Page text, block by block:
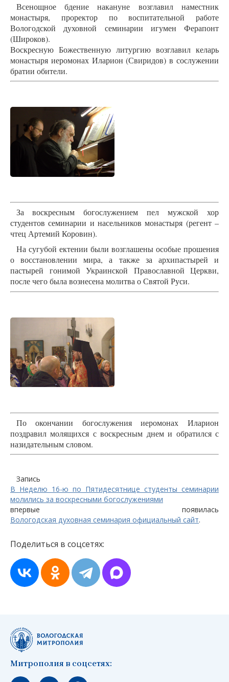
Всенощное бдение накануне возглавил наместник
монастыря, проректор по воспитательной работе
Вологодской духовной семинарии игумен Ферапонт
(Широков).
Воскресную Божественную литургию возглавил келарь
монастыря иеромонах Иларион (Свиридов) в сослужении
братии обители.
За воскресным богослужением пел мужской хор
студентов семинарии и насельников монастыря (регент –
чтец Артемий Коровин).
На сугубой ектении были возглашены особые прошения
о восстановлении мира, а также за архипастырей и
пастырей гонимой Украинской Православной Церкви,
после чего была вознесена молитва о Святой Руси.
По окончании богослужения иеромонах Иларион
поздравил молящихся с воскресным днем и обратился с
назидательным словом.
Запись
В Неделю 16-ю по Пятидесятнице студенты семинарии
молились за воскресными богослужениями
впервые появилась
Вологодская духовная семинария официальный сайт.
Поделиться в соцсетях:
Митрополия в соцсетях: